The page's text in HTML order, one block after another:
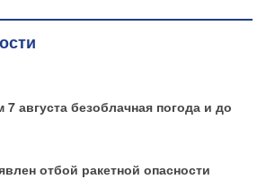
августа безоблачная погода и до
отбой ракетной опасности